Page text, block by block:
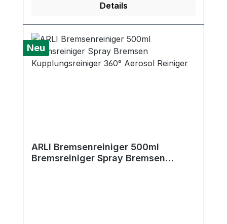
Details
Neu
ARLI Bremsenreiniger 500ml
Bremsreiniger Spray Bremsen